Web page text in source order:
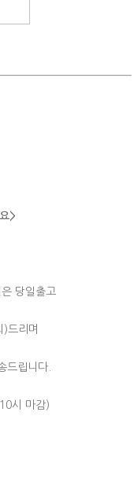
>
당일출고
)드리며
드립니다.
시 마감)